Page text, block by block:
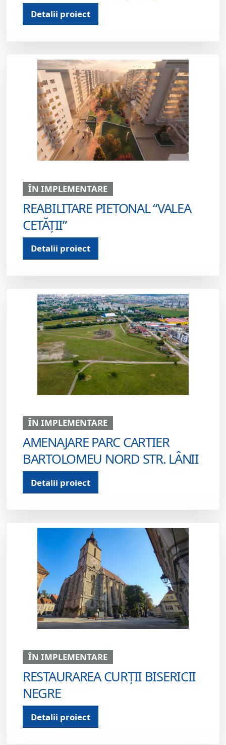
Detalii proiect
ÎN IMPLEMENTARE
REABILITARE PIETONAL “VALEA
CETĂȚII”
Detalii proiect
ÎN IMPLEMENTARE
AMENAJARE PARC CARTIER
BARTOLOMEU NORD STR. LÂNII
Detalii proiect
ÎN IMPLEMENTARE
RESTAURAREA CURȚII BISERICII
NEGRE
Detalii proiect